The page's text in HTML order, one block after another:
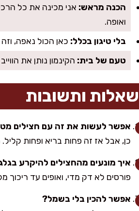
הכנה מראש: אני מכינה את כל
ואופה.
בלי טיגון בכלל: כאן הכול נאפה,
טעם של בית: הקינמון נותן את
שאלות ותשובות
אפשר לעשות את זה עם חצילים
כן, אבל אז זה פחות בריא ופחות קליל.
איך מונעים מהחצילים להיקרע
פורסים לא דק מדי, ואופים עד ריכוך מלא. אם החציל
אפשר להכין בלי בשמל?